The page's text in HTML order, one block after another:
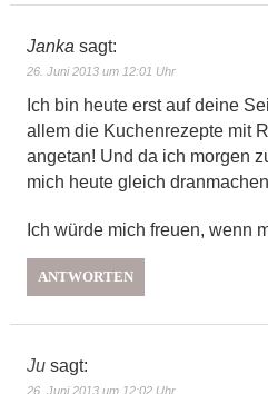
Janka sagt:
26. Juni 2013 um 12:01 Uhr
Ich bin heute erst auf deine
allem die Kuchenrezepte mit
angetan! Und da ich morgen
mich heute gleich
Ich würde mich freuen, wenn
ANTWORTEN
Ju sagt:
26. Juni 2013 um 12:02 Uhr